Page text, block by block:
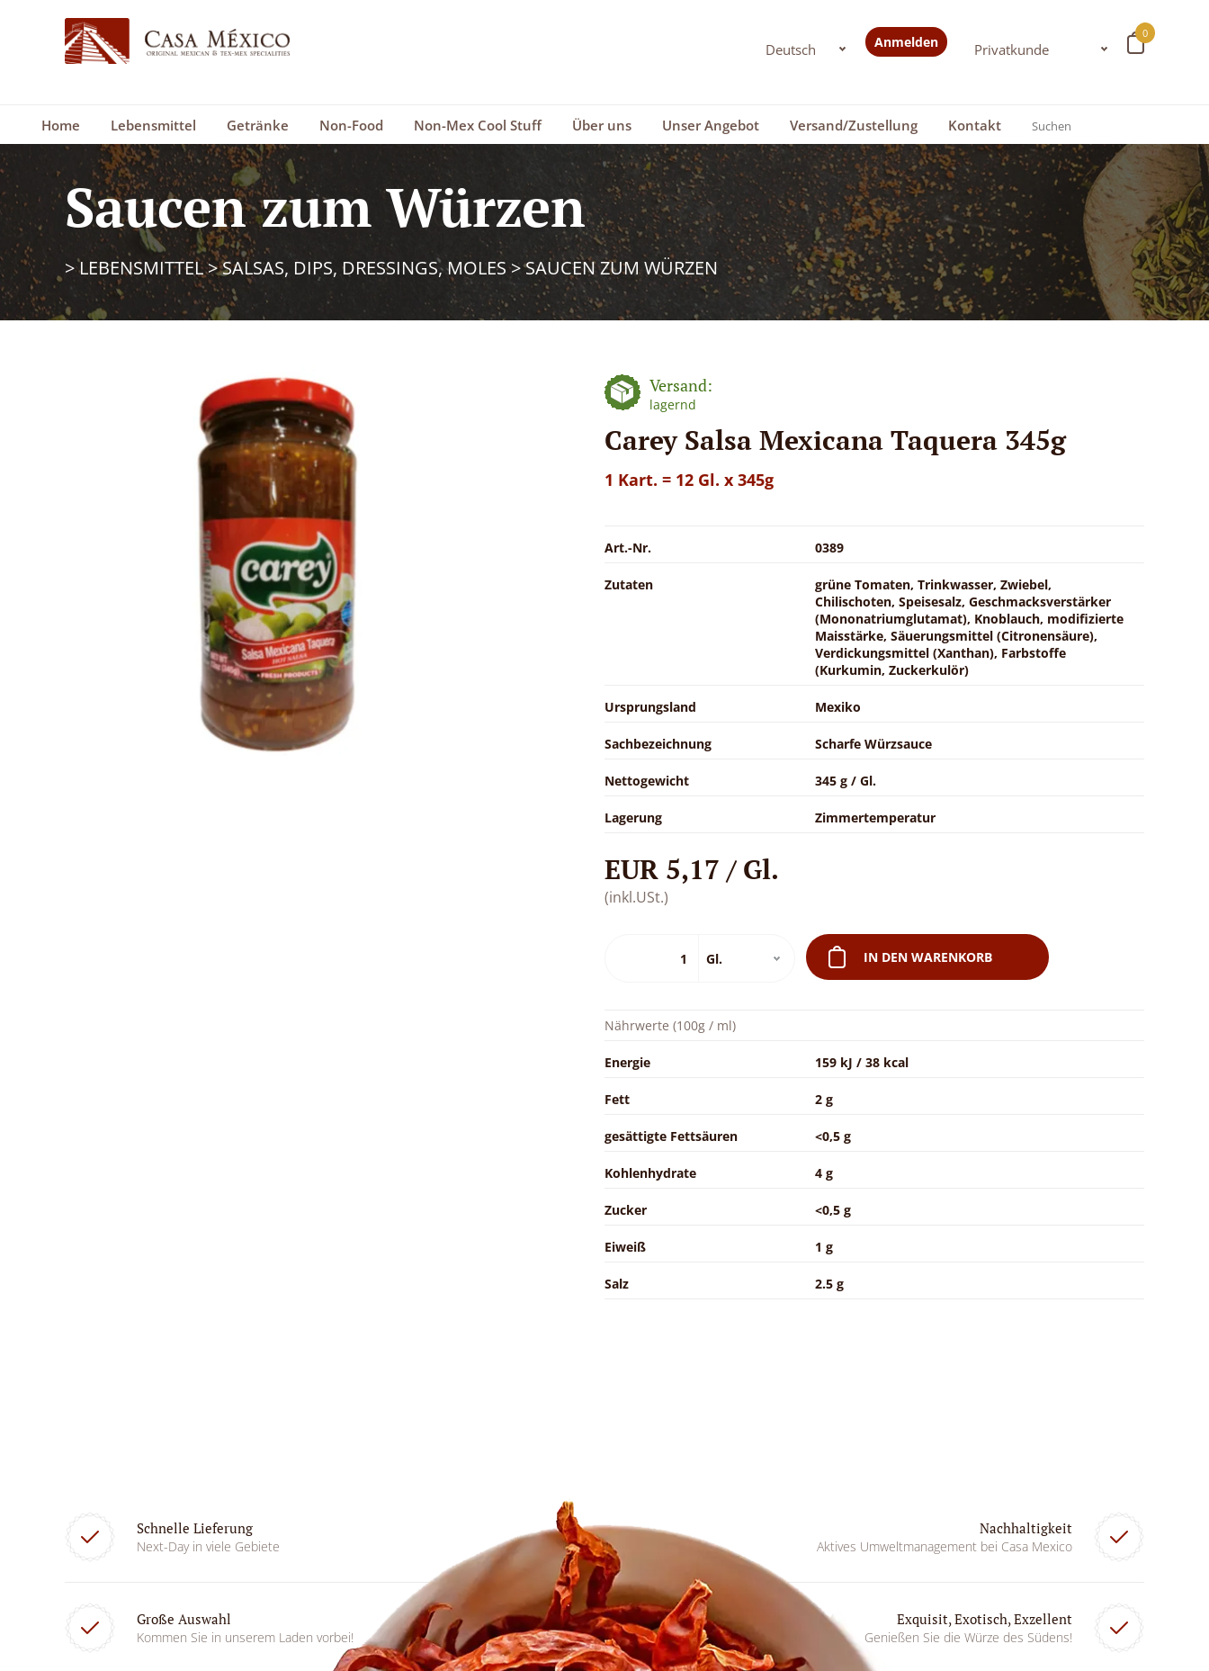
0
Anmelden
Home Lebensmittel Getränke Non-Food Non-Mex Cool Stuff Über uns Unser Angebot Versand/Zustellung Kontakt
Saucen zum Würzen
>LEBENSMITTEL>SALSAS, DIPS, DRESSINGS, MOLES>SAUCEN ZUM WÜRZEN
Versand:
lagernd
Carey Salsa Mexicana Taquera 345g
1 Kart. = 12 Gl. x 345g
Art.-Nr. 0389
Zutaten
grüne Tomaten, Trinkwasser, Zwiebel,
Chilischoten, Speisesalz, Geschmacksverstärker
(Mononatriumglutamat), Knoblauch, modifizierte
Maisstärke, Säuerungsmittel (Citronensäure),
Verdickungsmittel (Xanthan), Farbstoffe
(Kurkumin, Zuckerkulör)
Ursprungsland Mexiko
Sachbezeichnung Scharfe Würzsauce
Nettogewicht 345 g / Gl.
Lagerung Zimmertemperatur
EUR 5,17 / Gl.
(inkl.USt.)
IN DEN WARENKORB
Nährwerte (100g / ml)
Energie 159 kJ / 38 kcal
Fett 2 g
gesättigte Fettsäuren <0,5 g
Kohlenhydrate 4 g
Zucker <0,5 g
Eiweiß 1 g
Salz 2.5 g
Schnelle Lieferung
Next-Day in viele Gebiete
Nachhaltigkeit
Aktives Umweltmanagement bei Casa Mexico
Große Auswahl
Kommen Sie in unserem Laden vorbei!
Exquisit, Exotisch, Exzellent
Genießen Sie die Würze des Südens!